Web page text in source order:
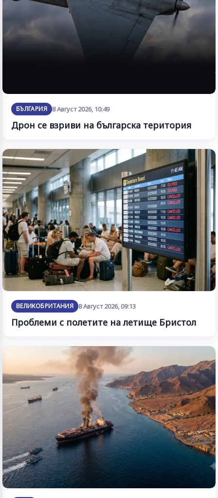
БЪЛГАРИЯ 8 Август 2026, 10:49
Дрон се взриви на българска територия
ВЕЛИКОБРИТАНИЯ 8 Август 2026, 09:13
Проблеми с полетите на летище Бристол